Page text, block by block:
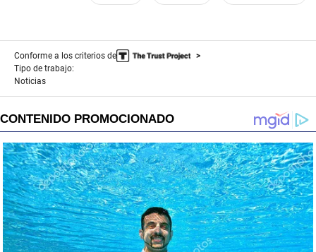
Conforme a los criterios de
Tipo de trabajo:
Noticias